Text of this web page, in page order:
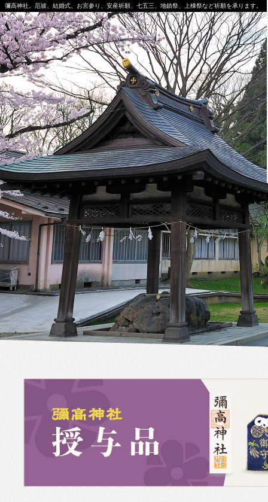
彌高神社。厄祓、結婚式、お宮参り、安産祈願、七五三、地鎮祭、上棟祭など祈願を承ります。